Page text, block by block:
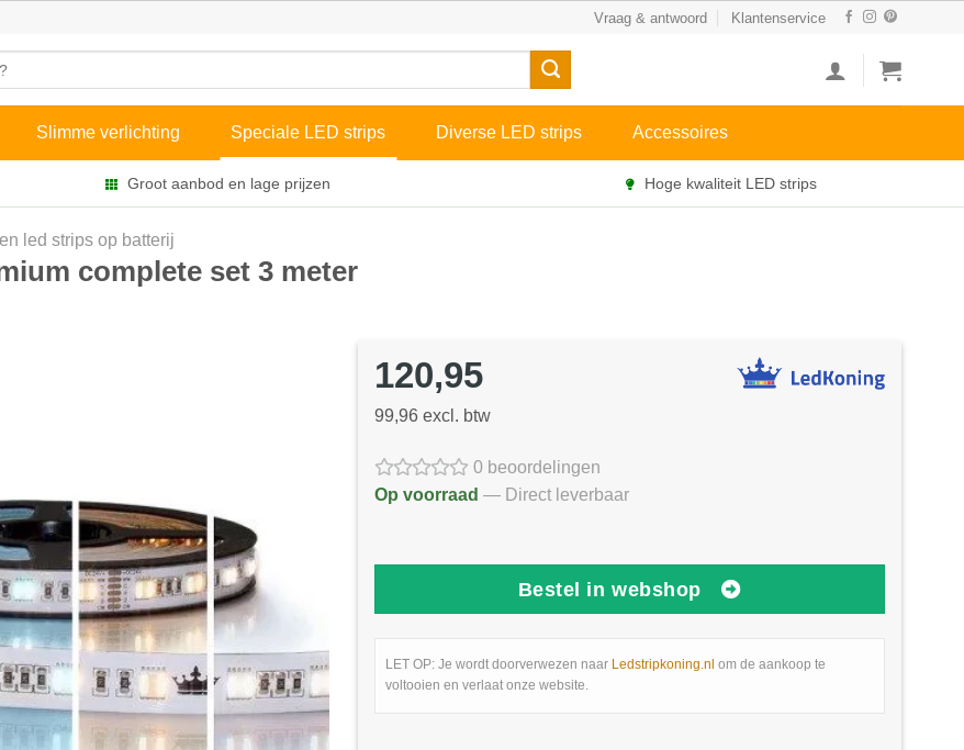
Vraag & antwoord Klantenservice
Slimme verlichting Speciale LED strips Diverse LED strips Accessoires
Groot aanbod en lage prijzen Hoge kwaliteit LED strips
led strips op batterij
complete set 3 meter
120,95
99,96 excl. btw
0 beoordelingen
Op voorraad — Direct leverbaar
Bestel in webshop
LET OP: Je wordt doorverwezen naar Ledstripkoning.nl om de aankoop te
voltooien en verlaat onze website.